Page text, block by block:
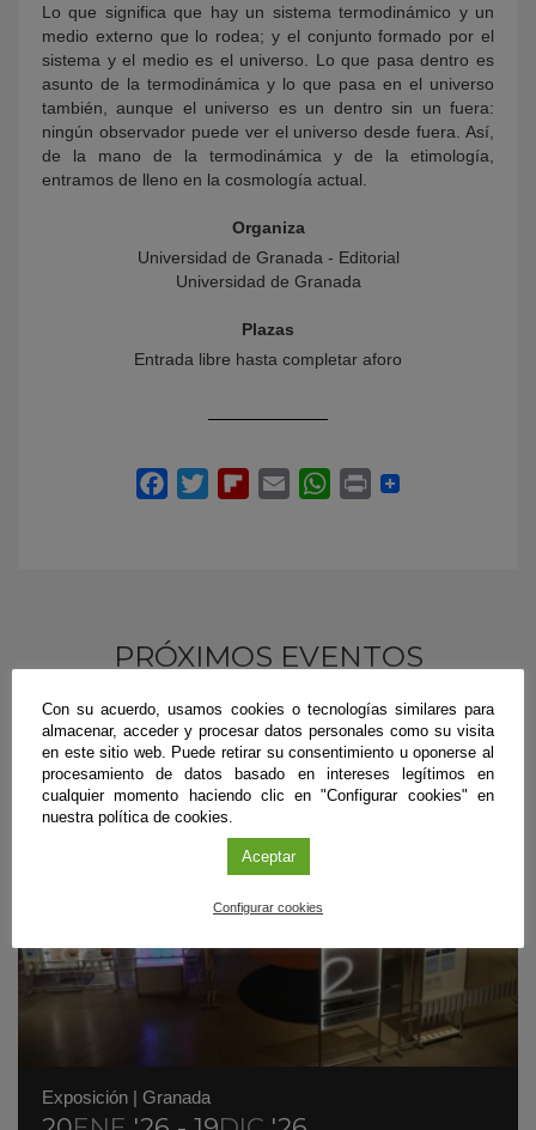
Lo que significa que hay un sistema termodinámico y un
medio externo que lo rodea; y el conjunto formado por el
sistema y el medio es el universo. Lo que pasa dentro es
asunto de la termodinámica y lo que pasa en el universo
también, aunque el universo es un dentro sin un fuera:
ningún observador puede ver el universo desde fuera. Así,
de la mano de la termodinámica y de la etimología,
entramos de lleno en la cosmología actual.
Organiza
Universidad de Granada - Editorial
Universidad de Granada
Plazas
Entrada libre hasta completar aforo
PRÓXIMOS EVENTOS
Exposición | Granada
Con su acuerdo, usamos cookies o tecnologías similares para
almacenar, acceder y procesar datos personales como su visita
en este sitio web. Puede retirar su consentimiento u oponerse al
procesamiento de datos basado en intereses legítimos en
cualquier momento haciendo clic en "Configurar cookies" en
nuestra política de cookies.
Aceptar
Configurar cookies